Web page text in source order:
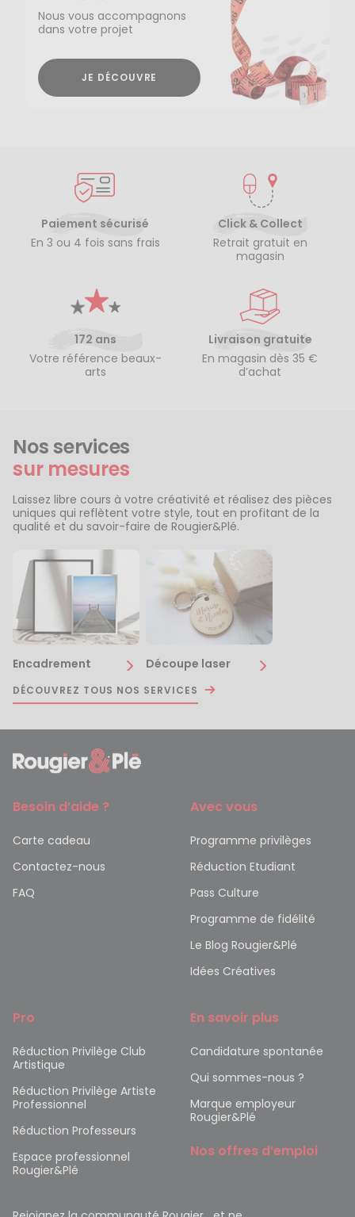
Nous vous accompagnons
dans votre projet
JE DÉCOUVRE
Paiement sécurisé
En 3 ou 4 fois sans frais
Click & Collect
Retrait gratuit en
magasin
172 ans
Votre référence beaux-
arts
Livraison gratuite
En magasin dès 35 €
d’achat
Nos services
sur mesures
Laissez libre cours à votre créativité et réalisez des pièces
uniques qui reflètent votre style, tout en profitant de la
qualité et du savoir-faire de Rougier&Plé.
Encadrement Découpe laser
DÉCOUVREZ TOUS NOS SERVICES
Besoin d’aide ?
Carte cadeau
Contactez-nous
FAQ
Avec vous
Programme privilèges
Réduction Etudiant
Pass Culture
Programme de fidélité
Le Blog Rougier&Plé
Idées Créatives
Pro
Réduction Privilège Club
Artistique
Réduction Privilège Artiste
Professionnel
Réduction Professeurs
Espace professionnel
Rougier&Plé
En savoir plus
Candidature spontanée
Qui sommes-nous ?
Marque employeur
Rougier&Plé
Nos offres d’emploi